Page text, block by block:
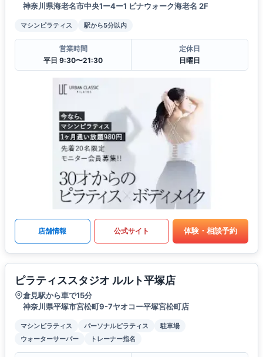
神奈川県海老名市中央1ー4ー1 ビナウォーク海老名 2F
マシンピラティス 駅から5分以内
営業時間
平日 9:30〜21:30
定休日
日曜日
店舗情報 公式サイト 体験・相談予約
ピラティススタジオ ルルト平塚店
倉見駅から車で15分
神奈川県平塚市宮松町9-7ヤオコー平塚宮松町店
マシンピラティス パーソナルピラティス
駐車場
ウォーターサーバー
トレーナー指名